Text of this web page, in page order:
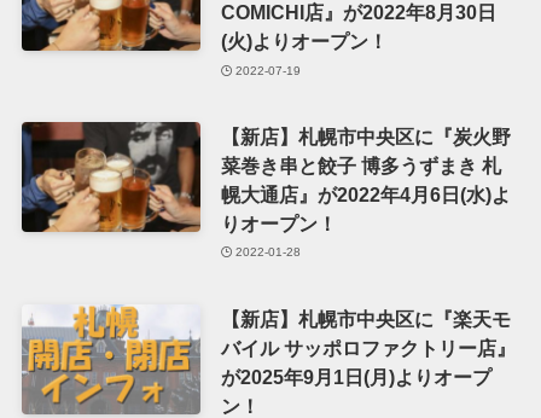
COMICHI店』が2022年8月30日
(火)よりオープン！
2022-07-19
【新店】札幌市中央区に『炭火野
菜巻き串と餃子 博多うずまき 札
幌大通店』が2022年4月6日(水)よ
りオープン！
2022-01-28
【新店】札幌市中央区に『楽天モ
バイル サッポロファクトリー店』
が2025年9月1日(月)よりオープ
ン！